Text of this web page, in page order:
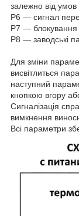
залежно від
Р6 — сигнал
Р7 — блокування
Р8 — заводські
Для зміни
висвітлиться
наступний
кнопкою вгору
Сигналізація
вимкнення
Всі параметри